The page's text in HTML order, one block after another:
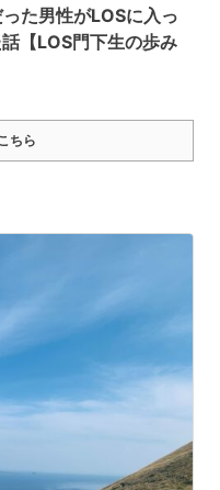
た男性がLOSに入っ
【LOS門下生の歩み
ちら